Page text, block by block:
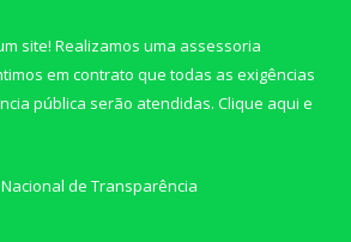
site! Realizamos uma assessoria
em contrato que todas as exigências
pública serão atendidas. Clique aqui e
de Transparência